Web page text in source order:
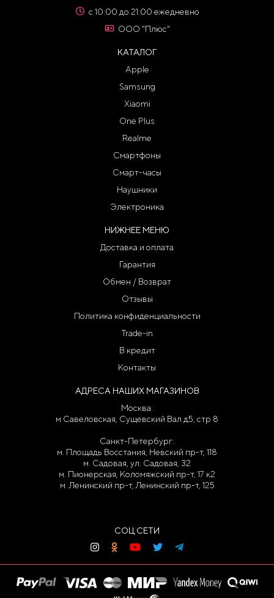
с 10:00 до 21:00 ежедневно
ООО "Плюс"
КАТАЛОГ
Apple
Samsung
Xiaomi
One Plus
Realme
Смартфоны
Смарт-часы
Наушники
Электроника
НИЖНЕЕ МЕНЮ
Доставка и оплата
Гарантия
Обмен / Возврат
Отзывы
Политика конфиденциальности
Trade-in
В кредит
Контакты
АДРЕСА НАШИХ МАГАЗИНОВ
Москва:
м Савеловская, Сущевский Вал д5, стр 8
Санкт-Петербург:
м. Площадь Восстания, Невский пр-т, 118
м. Садовая, ул. Садовая, 32
м. Пионерская, Коломяжский пр-т, 17 к2
м. Ленинский пр-т, Ленинский пр-т, 125
СОЦ.СЕТИ